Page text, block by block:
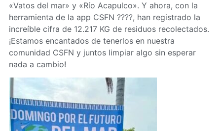
«Vatos del mar» y «Río Acapulco». Y ahora, con la
herramienta de la app CSFN ????, han registrado la
increíble cifra de 12.217 KG de residuos recolectados.
¡Estamos encantados de tenerlos en nuestra
comunidad CSFN y juntos limpiar algo sin esperar
nada a cambio!